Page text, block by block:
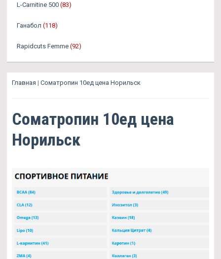
L-Carnitine 500 (83)
Ганабол (118)
Rapidcuts Femme (92)
Главная | Cоматропин 10ед цена Норильск
Cоматропин 10ед цена
Норильск